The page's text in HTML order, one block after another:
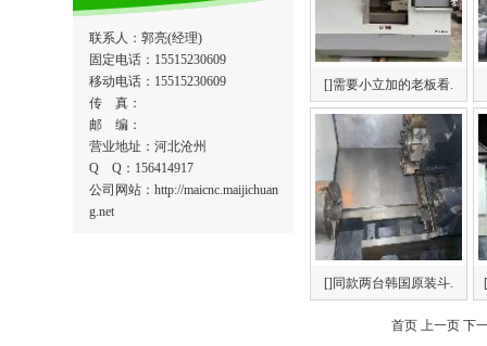
联系人：郭亮(经理)
固定电话：15515230609
移动电话：15515230609
传 真：
邮 编：
营业地址：河北沧州
Q Q：156414917
公司网站：http://maicnc.maijichuan
g.net
[]需要小立加的老板看.
[]同款两台韩国原装斗.
首页 上一页 下